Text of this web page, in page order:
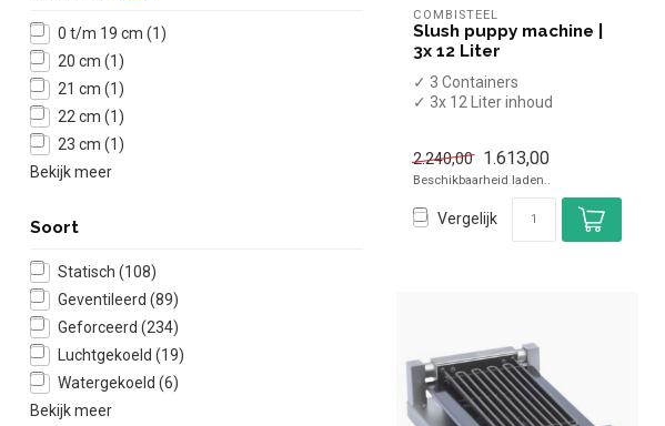
0 t/m 19 cm (1)
20 cm (1)
21 cm (1)
22 cm (1)
23 cm (1)
Bekijk meer
Soort
Statisch (108)
Geventileerd (89)
Geforceerd (234)
Luchtgekoeld (19)
Watergekoeld (6)
Bekijk meer
COMBISTEEL
Slush puppy machine |
3x 12 Liter
✓ 3 Containers
✓ 3x 12 Liter inhoud
2.240,00 1.613,00
Beschikbaarheid laden..
Vergelijk